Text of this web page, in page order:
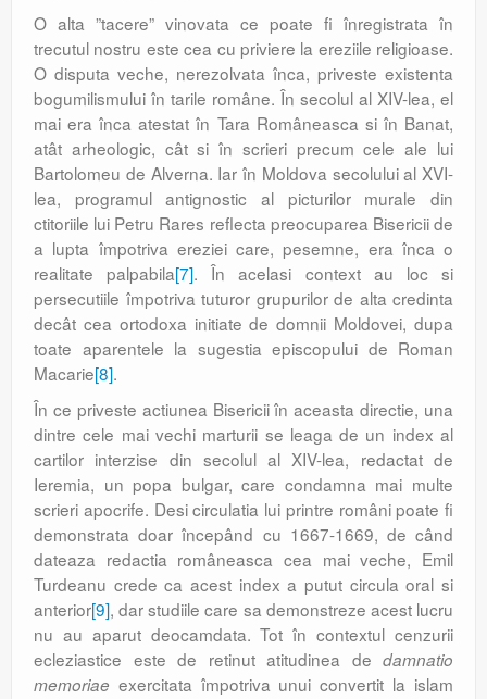
O alta ”tacere” vinovata ce poate fi înregistrata în
trecutul nostru este cea cu priviere la ereziile religioase.
O disputa veche, nerezolvata înca, priveste existenta
bogumilismului în tarile române. În secolul al XIV-lea, el
mai era înca atestat în Tara Româneasca si în Banat,
atât arheologic, cât si în scrieri precum cele ale lui
Bartolomeu de Alverna. Iar în Moldova secolului al XVI-
lea, programul antignostic al picturilor murale din
ctitoriile lui Petru Rares reflecta preocuparea Bisericii de
a lupta împotriva ereziei care, pesemne, era înca o
realitate palpabila[7]. În acelasi context au loc si
persecutiile împotriva tuturor grupurilor de alta credinta
decât cea ortodoxa initiate de domnii Moldovei, dupa
toate aparentele la sugestia episcopului de Roman
Macarie[8].
În ce priveste actiunea Bisericii în aceasta directie, una
dintre cele mai vechi marturii se leaga de un index al
cartilor interzise din secolul al XIV-lea, redactat de
Ieremia, un popa bulgar, care condamna mai multe
scrieri apocrife. Desi circulatia lui printre români poate fi
demonstrata doar începând cu 1667-1669, de când
dateaza redactia româneasca cea mai veche, Emil
Turdeanu crede ca acest index a putut circula oral si
anterior[9], dar studiile care sa demonstreze acest lucru
nu au aparut deocamdata. Tot în contextul cenzurii
ecleziastice este de retinut atitudinea de damnatio
memoriae exercitata împotriva unui convertit la islam